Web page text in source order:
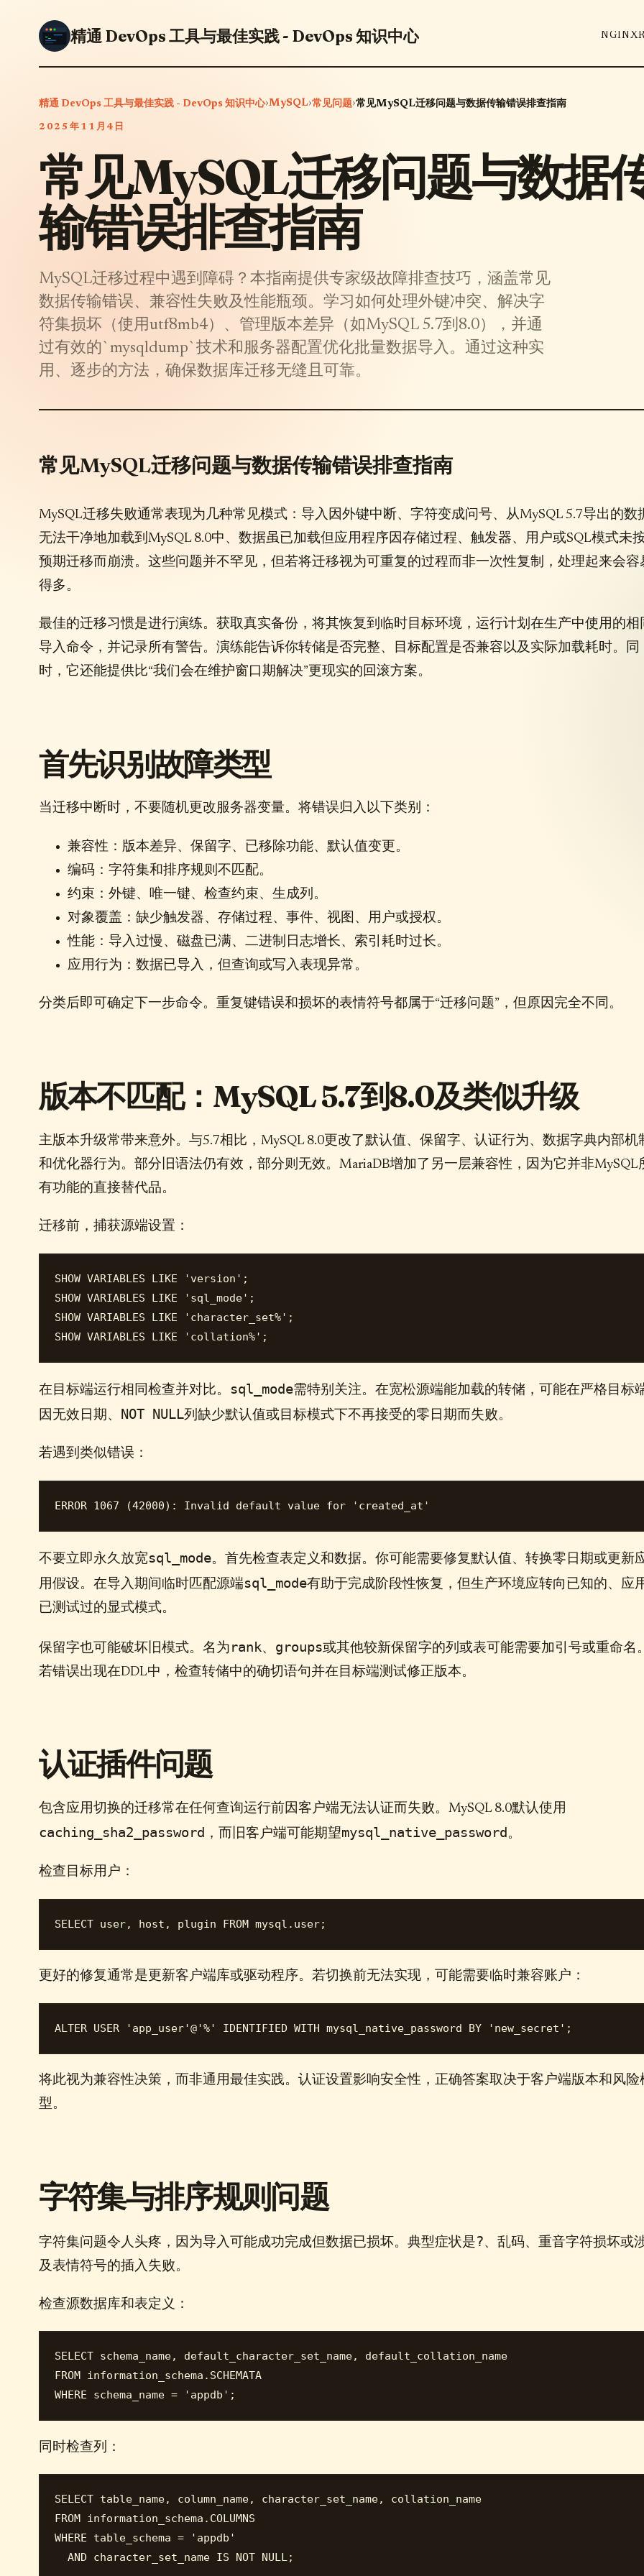
精通 DevOps 工具与最佳实践 - DevOps 知识中心 NGINX
精通 DevOps 工具与最佳实践 - DevOps 知识中心›MySQL›常见问题›常见MySQL迁移问题与数据传输错误排查指南
2025年11月4日
常见MySQL迁移问题与数据
输错误排查指南
MySQL迁移过程中遇到障碍？本指南提供专家级故障排查技巧，涵盖常见
数据传输错误、兼容性失败及性能瓶颈。学习如何处理外键冲突、解决字
符集损坏（使用utf8mb4）、管理版本差异（如MySQL 5.7到8.0），并通
过有效的`mysqldump`技术和服务器配置优化批量数据导入。通过这种实
用、逐步的方法，确保数据库迁移无缝且可靠。
常见MySQL迁移问题与数据传输错误排查指南
MySQL迁移失败通常表现为几种常见模式：导入因外键中断、字符变成问号、从MySQL 5.7导出的数
无法干净地加载到MySQL 8.0中、数据虽已加载但应用程序因存储过程、触发器、用户或SQL模式未
预期迁移而崩溃。这些问题并不罕见，但若将迁移视为可重复的过程而非一次性复制，处理起来会容
得多。
最佳的迁移习惯是进行演练。获取真实备份，将其恢复到临时目标环境，运行计划在生产中使用的相
导入命令，并记录所有警告。演练能告诉你转储是否完整、目标配置是否兼容以及实际加载耗时。同
时，它还能提供比“我们会在维护窗口期解决”更现实的回滚方案。
首先识别故障类型
当迁移中断时，不要随机更改服务器变量。将错误归入以下类别：
兼容性：版本差异、保留字、已移除功能、默认值变更。
编码：字符集和排序规则不匹配。
约束：外键、唯一键、检查约束、生成列。
对象覆盖：缺少触发器、存储过程、事件、视图、用户或授权。
性能：导入过慢、磁盘已满、二进制日志增长、索引耗时过长。
应用行为：数据已导入，但查询或写入表现异常。
分类后即可确定下一步命令。重复键错误和损坏的表情符号都属于“迁移问题”，但原因完全不同。
版本不匹配：MySQL 5.7到8.0及类似升级
主版本升级常带来意外。与5.7相比，MySQL 8.0更改了默认值、保留字、认证行为、数据字典内部机
和优化器行为。部分旧语法仍有效，部分则无效。MariaDB增加了另一层兼容性，因为它并非MySQL
有功能的直接替代品。
迁移前，捕获源端设置：
SHOW VARIABLES LIKE 'version';
SHOW VARIABLES LIKE 'sql_mode';
SHOW VARIABLES LIKE 'character_set%';
在目标端运行相同检查并对比。 sql_mode需特别关注。在宽松源端能加载的转储，可能在严格目标
因无效日期、
NOT NULL列缺少默认值或目标模式下不再接受的零日期而失败。
若遇到类似错误：
不要立即永久放宽sql_mode。首先检查表定义和数据。你可能需要修复默认值、转换零日期或更新
用假设。在导入期间临时匹配源端sql_mode有助于完成阶段性恢复，但生产环境应转向已知的、应
已测试过的显式模式。
保留字也可能破坏旧模式。名为 rank、 groups或其他较新保留字的列或表可能需要加引号或重命名
若错误出现在DDL中，检查转储中的确切语句并在目标端测试修正版本。
认证插件问题
包含应用切换的迁移常在任何查询运行前因客户端无法认证而失败。MySQL 8.0默认使用
caching_sha2_password ，而旧客户端可能期望mysql_native_password 。
检查目标用户：
更好的修复通常是更新客户端库或驱动程序。若切换前无法实现，可能需要临时兼容账户：
将此视为兼容性决策，而非通用最佳实践。认证设置影响安全性，正确答案取决于客户端版本和风险
型。
字符集与排序规则问题
字符集问题令人头疼，因为导入可能成功完成但数据已损坏。典型症状是?、乱码、重音字符损坏或
及表情符号的插入失败。
检查源数据库和表定义：
SELECT schema_name, default_character_set_name, default_collation_name
FROM information_schema.SCHEMATA
同时检查列：
SELECT table_name, column_name, character_set_name, collation_name
FROM information_schema.COLUMNS
WHERE table_schema = 'appdb'